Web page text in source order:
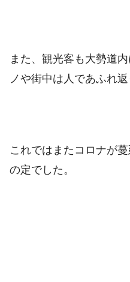
また、観光客も大勢道
ノや街中は人であふれ返
これではまたコロナが
の定でした。